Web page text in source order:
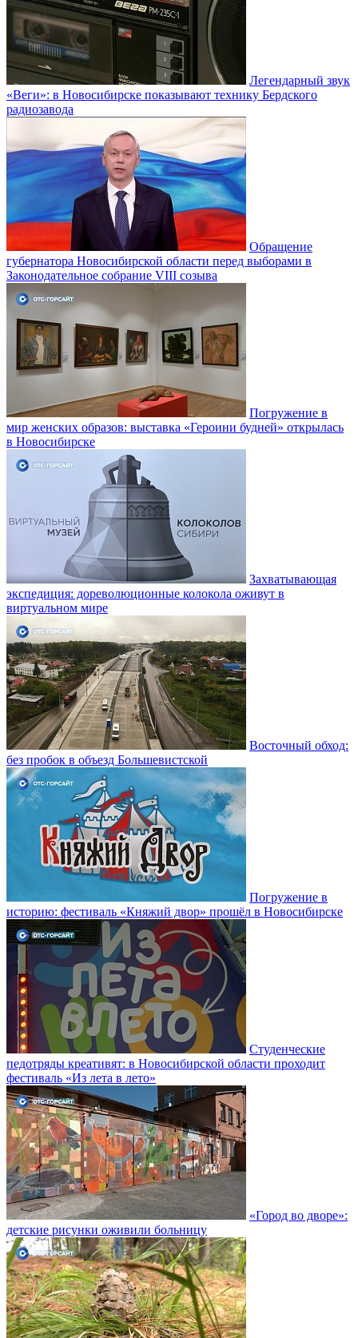
Легендарный звук
«Веги»: в Новосибирске показывают технику Бердского
радиозавода
Обращение
губернатора Новосибирской области перед выборами в
Законодательное собрание VIII созыва
Погружение в
мир женских образов: выставка «Героини будней» открылась
в Новосибирске
Захватывающая
экспедиция: дореволюционные колокола оживут в
виртуальном мире
Восточный обход:
без пробок в объезд Большевистской
Погружение в
историю: фестиваль «Княжий двор» прошёл в Новосибирске
Студенческие
педотряды креативят: в Новосибирской области проходит
фестиваль «Из лета в лето»
«Город во дворе»:
детские рисунки оживили больницу